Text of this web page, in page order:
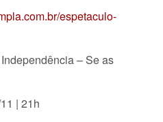
espetaculo-
– Se as
| 21h